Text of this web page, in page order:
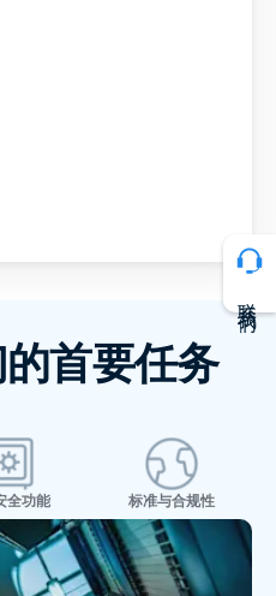
首要任务
全功能 标准与合规性